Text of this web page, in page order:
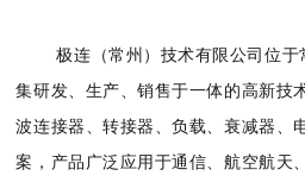
极连（常州）技术有限公司位
集研发、生产、销售于一体的高新技
波连接器、转接器、负载、衰减器、
案，产品广泛应用于通信、航空航天